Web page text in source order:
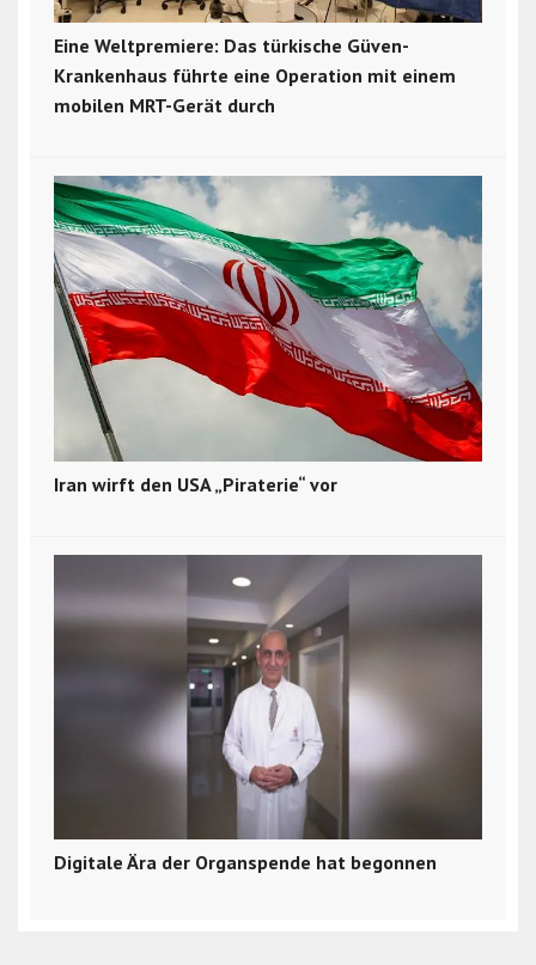
Eine Weltpremiere: Das türkische Güven-
Krankenhaus führte eine Operation mit einem
mobilen MRT-Gerät durch
Iran wirft den USA „Piraterie“ vor
Digitale Ära der Organspende hat begonnen